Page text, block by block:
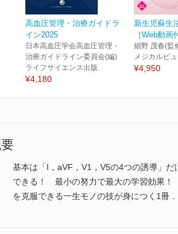
高血圧管理・治療ガイドラ
イン2025
日本高血圧学会高血圧管理・
治療ガイドライン委員会(編)
ライフサイエンス出版
¥4,180
新生児蘇生
［Web動画
細野 茂春(監
メジカルビ
¥4,950
基本は「I，aVF，V1，V5の4つの誘導」
できる！ 最小の努力で最大の学習効果
を克服できる一生モノの技が身につく1冊．